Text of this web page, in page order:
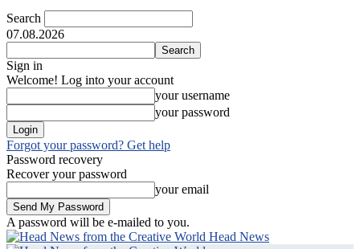
Search
07.08.2026
Sign in
Welcome! Log into your account
your username
your password
Forgot your password? Get help
Password recovery
Recover your password
your email
A password will be e-mailed to you.
Head News